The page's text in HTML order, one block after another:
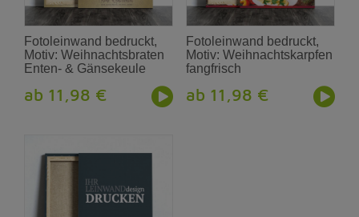
Fotoleinwand bedruckt,
Motiv: Weihnachtsbraten
Enten- & Gänsekeule
ab 11,98 €
Fotoleinwand bedruckt,
Motiv: Weihnachtskarpfen
fangfrisch
ab 11,98 €